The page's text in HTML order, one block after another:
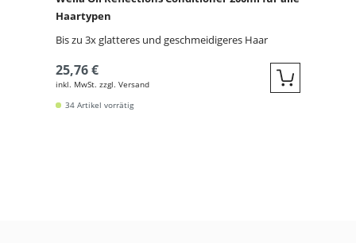
Haartypen
Bis zu 3x glatteres und geschmeidigeres Haar
25,76 €
inkl. MwSt. zzgl. Versand Quickbuy
34 Artikel vorrätig